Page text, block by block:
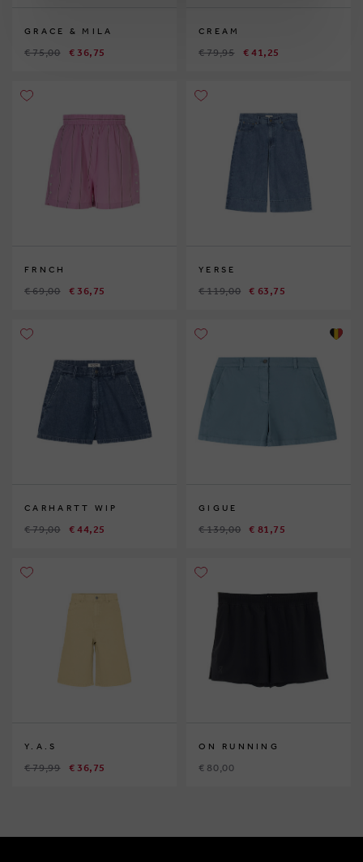
GRACE & MILA
€ 75,00 € 36,75
CREAM
€ 79,95 € 41,25
FRNCH
€ 69,00 € 36,75
YERSE
€ 119,00 € 63,75
CARHARTT WIP
€ 79,00 € 44,25
GIGUE
€ 139,00 € 81,75
Y.A.S
€ 79,99 € 36,75
ON RUNNING
€ 80,00